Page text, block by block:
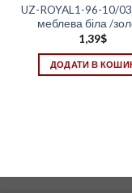
UZ-ROYAL1-96-10/
меблева біла /
1,39$
ДОДАТИ В